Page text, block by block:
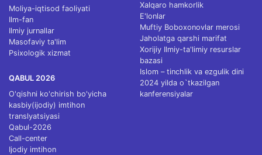
Moliya-iqtisod faoliyati
Ilm-fan
Ilmiy jurnallar
Masofaviy ta'lim
Psixologik xizmat
QABUL 2026
O'qishni ko'chirish bo'yicha
kasbiy(ijodiy) imtihon
translyatsiyasi
Qabul-2026
Call-center
Ijodiy imtihon
Xalqaro hamkorlik
E'lonlar
Muftiy Boboxonovlar merosi
Jaholatga qarshi marifat
Xorijiy Ilmiy-ta'limiy resurslar
bazasi
Islom – tinchlik va ezgulik dini
2024 yilda o`tkazilgan
kanferensiyalar